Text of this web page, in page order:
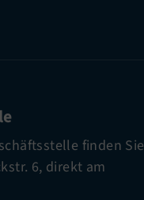
finden Sie
6, direkt am